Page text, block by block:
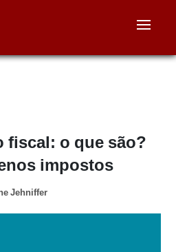
fiscal: o que são?
impostos
Jehniffer